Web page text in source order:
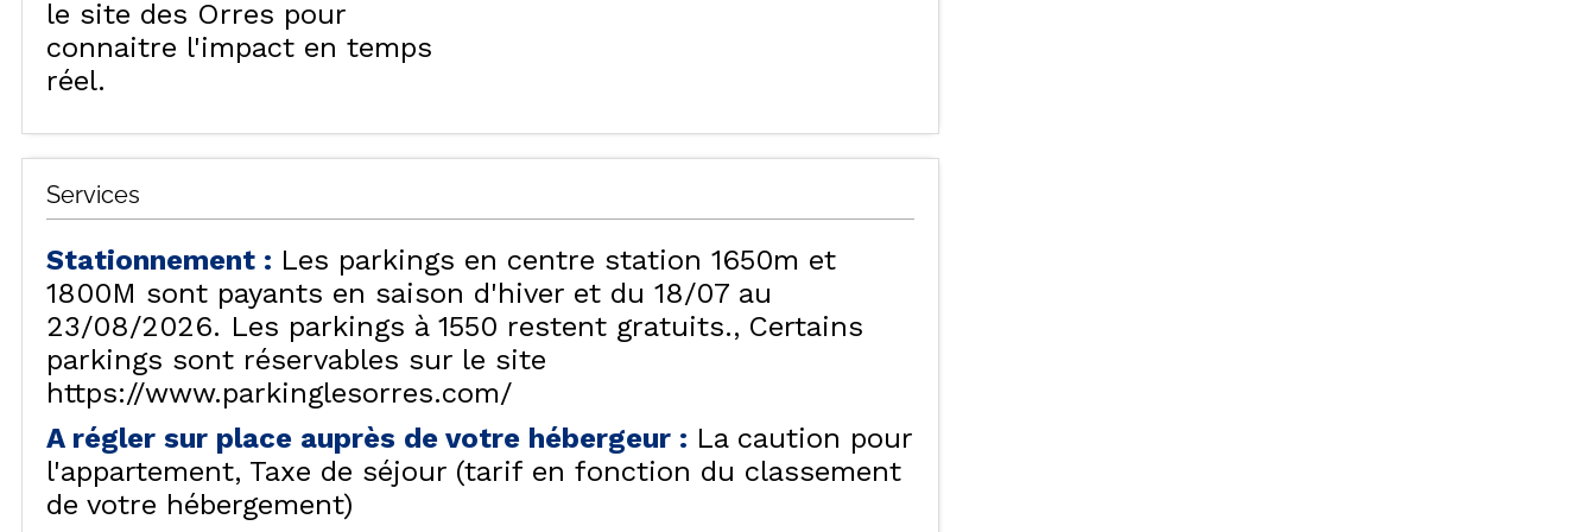
le site des Orres pour
connaitre l'impact en temps
réel.
Services
Stationnement : Les parkings en centre station 1650m et
1800M sont payants en saison d'hiver et du 18/07 au
23/08/2026. Les parkings à 1550 restent gratuits.
Certains
parkings sont réservables sur le site
https://www.parkinglesorres.com/
A régler sur place auprès de votre hébergeur : La caution pour
l'appartement Taxe de séjour (tarif en fonction du classement
de votre hébergement)